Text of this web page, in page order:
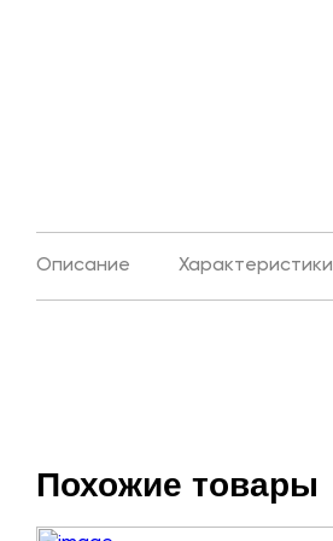
Описание Характеристики
Похожие товары